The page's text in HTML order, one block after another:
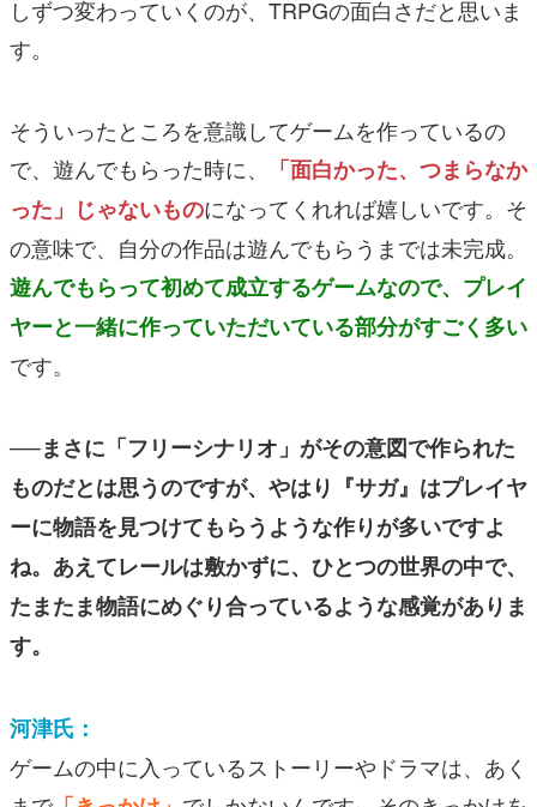
しずつ変わっていくのが、TRPGの面白さだと思いま
す。
そういったところを意識してゲームを作っているの
で、遊んでもらった時に、
「面白かった、つまらなか
った」じゃないものになってくれれば嬉しいです。そ
の意味で、自分の作品は遊んでもらうまでは未完成。
遊んでもらって初めて成立するゲームなので、プレイ
ヤーと一緒に作っていただいている部分がすごく多い
です。
──まさに「フリーシナリオ」がその意図で作られた
ものだとは思うのですが、やはり『サガ』はプレイヤ
ーに物語を見つけてもらうような作りが多いですよ
ね。あえてレールは敷かずに、ひとつの世界の中で、
たまたま物語にめぐり合っているような感覚がありま
す。
河津氏：
ゲームの中に入っているストーリーやドラマは、あく